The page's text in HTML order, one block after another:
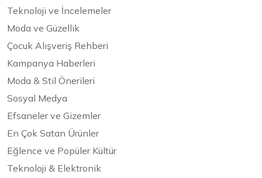
Teknoloji ve İncelemeler
Moda ve Güzellik
Çocuk Alışveriş Rehberi
Kampanya Haberleri
Moda & Stil Önerileri
Sosyal Medya
Efsaneler ve Gizemler
En Çok Satan Ürünler
Eğlence ve Popüler Kültür
Teknoloji & Elektronik